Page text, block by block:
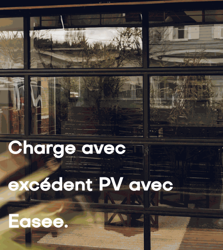
Charge avec
excédent PV avec
Easee.